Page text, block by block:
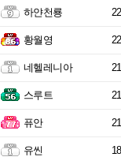
하얀천룡
황월영
네헬레니아
스루트
퓨안
유씬